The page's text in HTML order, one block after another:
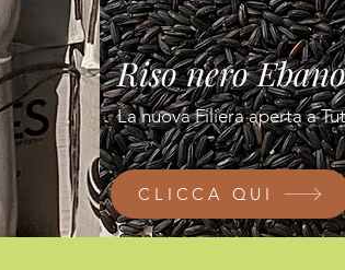
Riso nero Ebano
La nuova Filiera aperta a
CLICCA QUI